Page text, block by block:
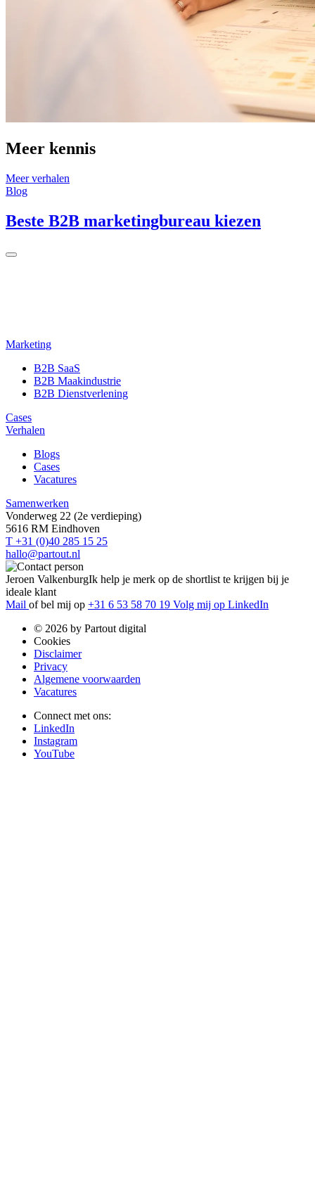
Meer kennis
Meer verhalen
Blog
Beste B2B marketingbureau kiezen
Marketing
B2B SaaS
B2B Maakindustrie
B2B Dienstverlening
Cases
Verhalen
Blogs
Cases
Vacatures
Samenwerken
Vonderweg 22 (2e verdieping)
5616 RM Eindhoven
T +31 (0)40 285 15 25
hallo@partout.nl
Jeroen ValkenburgIk help je merk op de shortlist te krijgen bij je
ideale klant
Mail of bel mij op +31 6 53 58 70 19 Volg mij op LinkedIn
© 2026 by Partout digital
Cookies
Disclaimer
Privacy
Algemene voorwaarden
Vacatures
Connect met ons:
LinkedIn
Instagram
YouTube